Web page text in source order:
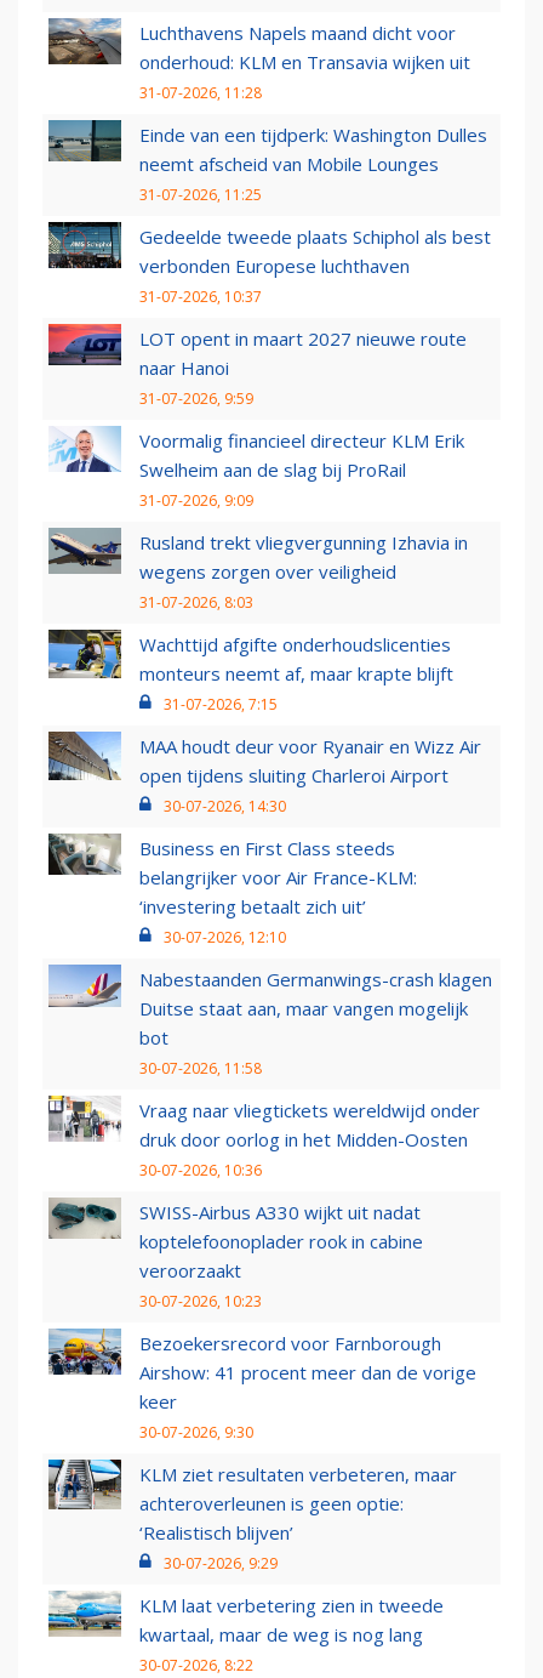
Luchthavens Napels maand dicht voor
onderhoud: KLM en Transavia wijken uit
31-07-2026, 11:28
Einde van een tijdperk: Washington Dulles
neemt afscheid van Mobile Lounges
31-07-2026, 11:25
Gedeelde tweede plaats Schiphol als best
verbonden Europese luchthaven
31-07-2026, 10:37
LOT opent in maart 2027 nieuwe route
naar Hanoi
31-07-2026, 9:59
Voormalig financieel directeur KLM Erik
Swelheim aan de slag bij ProRail
31-07-2026, 9:09
Rusland trekt vliegvergunning Izhavia in
wegens zorgen over veiligheid
31-07-2026, 8:03
Wachttijd afgifte onderhoudslicenties
monteurs neemt af, maar krapte blijft
31-07-2026, 7:15
MAA houdt deur voor Ryanair en Wizz Air
open tijdens sluiting Charleroi Airport
30-07-2026, 14:30
Business en First Class steeds
belangrijker voor Air France-KLM:
‘investering betaalt zich uit’
30-07-2026, 12:10
Nabestaanden Germanwings-crash klagen
Duitse staat aan, maar vangen mogelijk
bot
30-07-2026, 11:58
Vraag naar vliegtickets wereldwijd onder
druk door oorlog in het Midden-Oosten
30-07-2026, 10:36
SWISS-Airbus A330 wijkt uit nadat
koptelefoonoplader rook in cabine
veroorzaakt
30-07-2026, 10:23
Bezoekersrecord voor Farnborough
Airshow: 41 procent meer dan de vorige
keer
30-07-2026, 9:30
KLM ziet resultaten verbeteren, maar
achteroverleunen is geen optie:
‘Realistisch blijven’
30-07-2026, 9:29
KLM laat verbetering zien in tweede
kwartaal, maar de weg is nog lang
30-07-2026, 8:22